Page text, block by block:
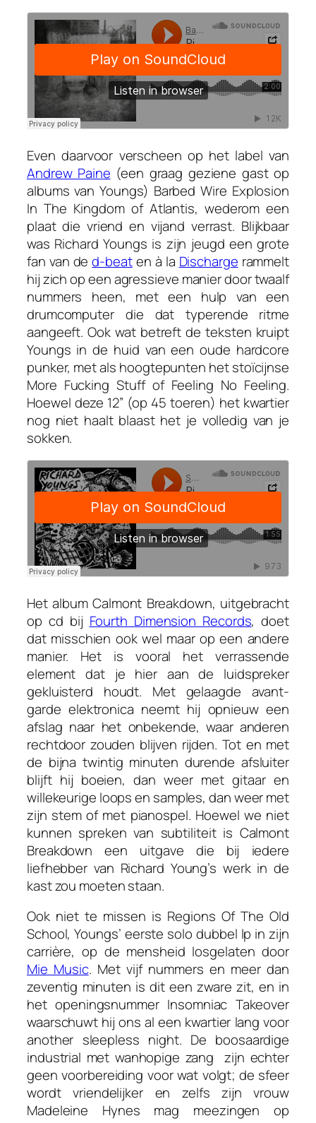
Even daarvoor verscheen op het label van
Andrew Paine (een graag geziene gast op
albums van Youngs) Barbed Wire Explosion
In The Kingdom of Atlantis, wederom een
plaat die vriend en vijand verrast. Blijkbaar
was Richard Youngs is zijn jeugd een grote
fan van ded-beaten à la Discharge rammelt
hij zich op een agressieve manier door twaalf
nummers heen, met een hulp van een
drumcomputer die dat typerende ritme
aangeeft. Ook wat betreft de teksten kruipt
Youngs in de huid van een oude hardcore
punker, met als hoogtepunten het stoïcijnse
More Fucking Stuff of Feeling No Feeling.
Hoewel deze 12” (op 45 toeren) het kwartier
nog niet haalt blaast het je volledig van je
sokken.
Het album Calmont Breakdown, uitgebracht
op cd bij Fourth Dimension Records, doet
dat misschien ook wel maar op een andere
manier. Het is vooral het verrassende
element dat je hier aan de luidspreker
gekluisterd houdt. Met gelaagde avant-
garde elektronica neemt hij opnieuw een
afslag naar het onbekende, waar anderen
rechtdoor zouden blijven rijden. Tot en met
de bijna twintig minuten durende afsluiter
blijft hij boeien, dan weer met gitaar en
willekeurige loops en samples, dan weer met
zijn stem of met pianospel. Hoewel we niet
kunnen spreken van subtiliteit is Calmont
Breakdowneen uitgave die bij iedere
liefhebber van Richard Young’s werk in de
kast zou moeten staan.
Ook niet te missen is Regions Of The Old
School, Youngs’ eerste solo dubbel lp in zijn
carrière, op de mensheid losgelaten door
Mie Music. Met vijf nummers en meer dan
zeventig minuten is dit een zware zit, en in
het openingsnummer Insomniac Takeover
waarschuwt hij ons al een kwartier lang voor
another sleepless night. De boosaardige
industrial met wanhopige zang zijn echter
geen voorbereiding voor wat volgt; de sfeer
wordt vriendelijker en zelfs zijn vrouw
Madeleine Hynes mag meezingen op